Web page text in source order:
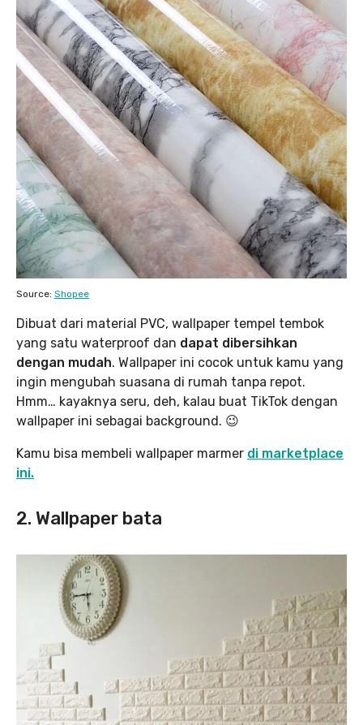
Source: Shopee
Dibuat dari material PVC, wallpaper tempel tembok
yang satu waterproof dan dapat dibersihkan
dengan mudah. Wallpaper ini cocok untuk kamu yang
ingin mengubah suasana di rumah tanpa repot.
Hmm… kayaknya seru, deh, kalau buat TikTok dengan
wallpaper ini sebagai background. 😉
Kamu bisa membeli wallpaper marmer di marketplace
ini.
2. Wallpaper bata